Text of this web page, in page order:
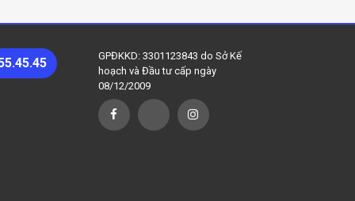
GPĐKKD: 3301123843 do Sở Kế
hoạch và Đầu tư cấp ngày
08/12/2009